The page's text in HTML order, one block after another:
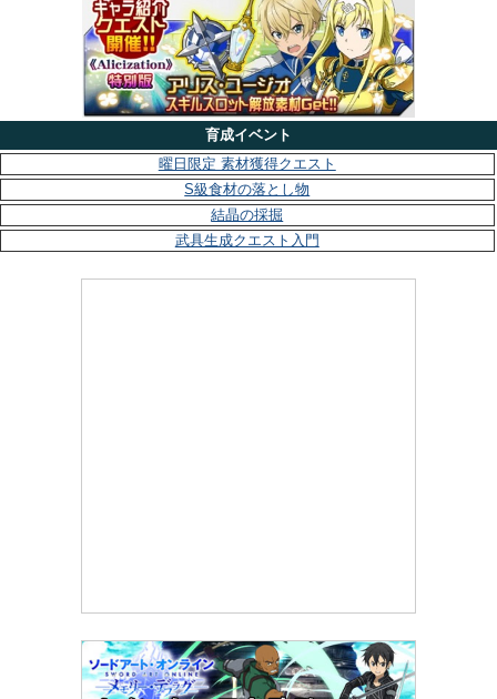
育成イベント
曜日限定 素材獲得クエスト
S級食材の落とし物
結晶の採掘
武具生成クエスト入門